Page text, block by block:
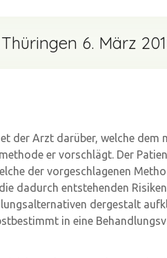
6. März
der Arzt darüber, welche dem
er vorschlägt. Der
der vorgeschlagenen
dadurch entstehenden
dergestalt
in eine